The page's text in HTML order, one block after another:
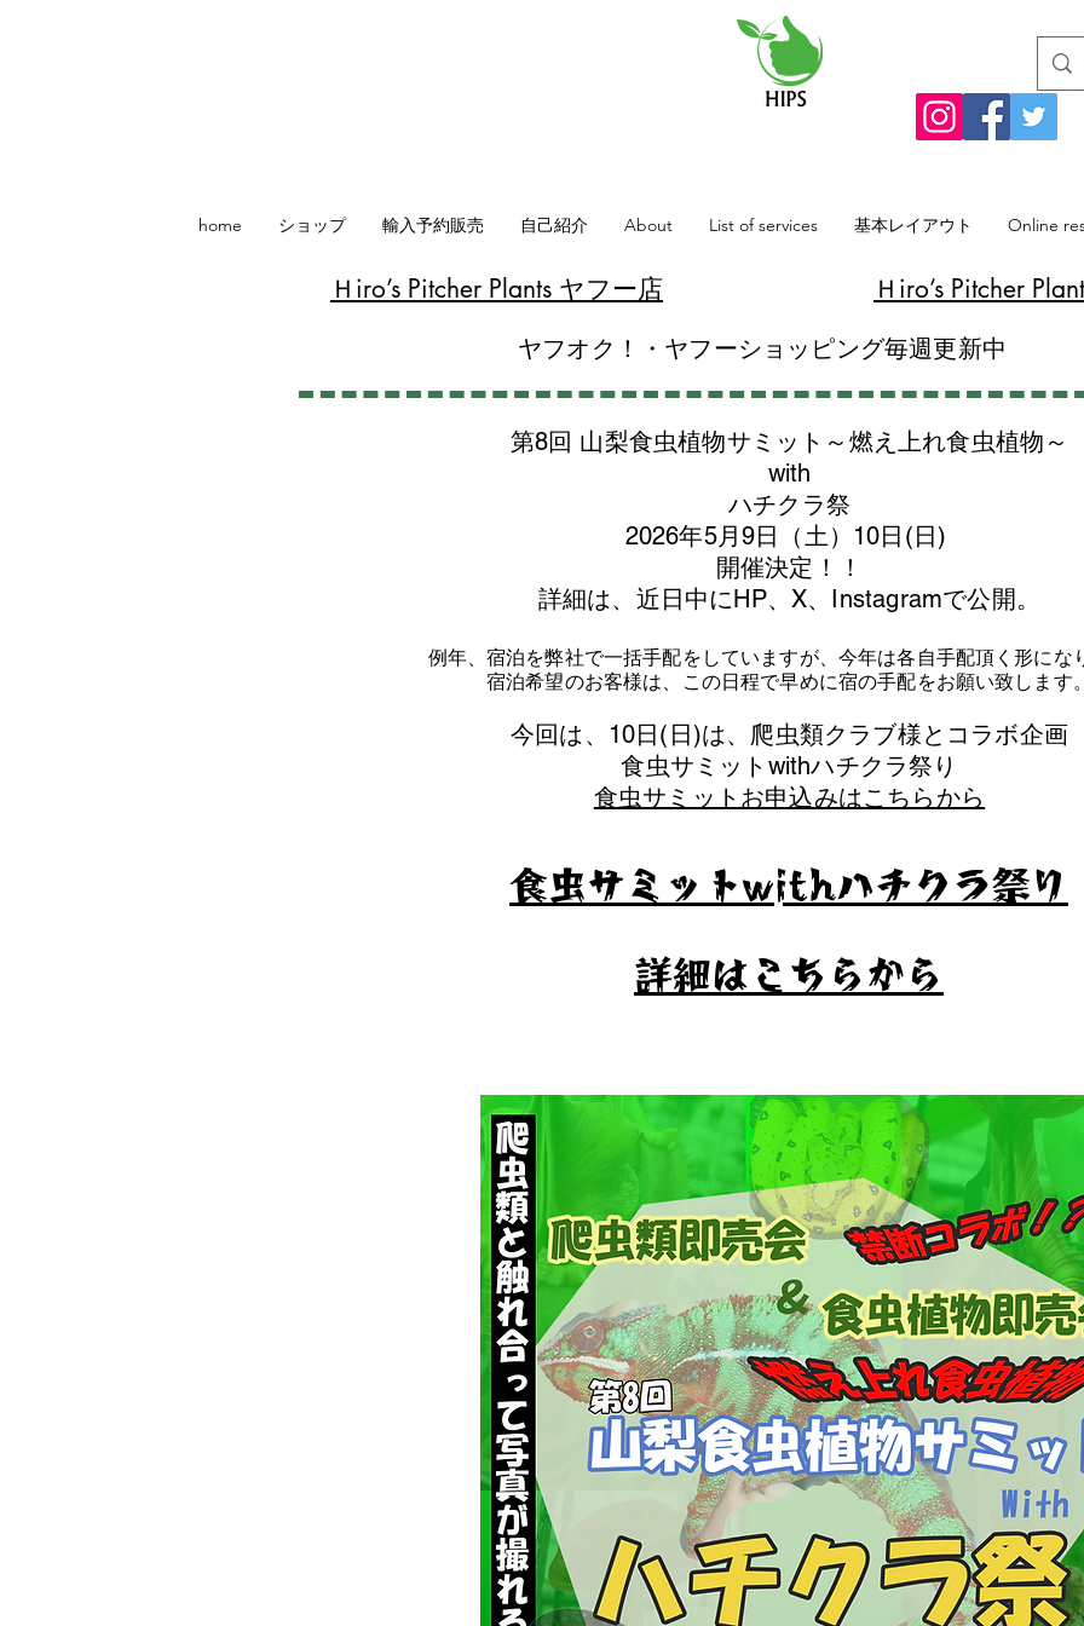
home ショップ 輸入予約販売 自己紹介 About List of services 基本レイアウト Online
​Ｈiro’s Pitcher Plants ヤフー店 Ｈiro’s Pitcher
ヤフオク！・ヤフーショッピング毎週更新中
第8回 山梨食虫植物サミット～燃え上れ食虫植物～
with
​ハチクラ祭
2026年5月9日（土）10日(日)
​開催決定！！
詳細は、近日中にHP、X、Instagramで公開。
例年、宿泊を弊社で一括手配をしていますが、今年は各自手配頂く形にな
​宿泊希望のお客様は、この日程で早めに宿の手配をお願い致します。
​今回は、10日(日)は、爬虫類クラブ様とコラボ企画
​食虫サミットwithハチクラ祭り
食虫サミットお申込みはこちらから
食虫サミットwithハチクラ祭り
​詳細はこちらから